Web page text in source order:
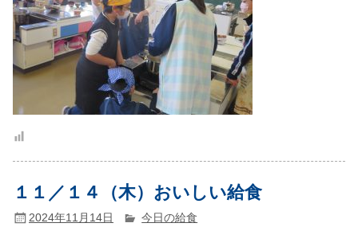
１１／１４（木）おいしい給食
2024年11月14日 今日の給食